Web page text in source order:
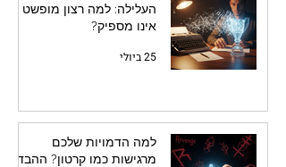
העלילה: למה רצון מופשט
אינו מספיק?
25 ביולי
למה הדמויות שלכם
מרגישות כמו קרטון? ההבדל